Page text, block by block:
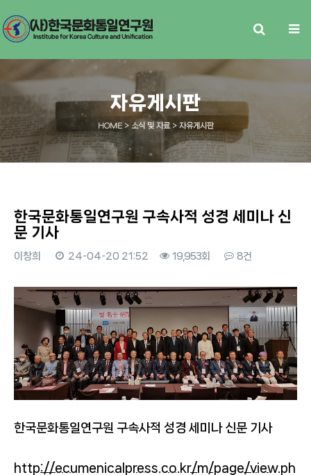
자유게시판
HOME> 소식 및 자료 > 자유게시판
한국문화통일연구원 구속사적 성경 세미나 신
문 기사
이창희 24-04-20 21:52 19,953회 8건
본문
한국문화통일연구원 구속사적 성경 세미나 신문 기사
http://ecumenicalpress.co.kr/m/page/view.ph